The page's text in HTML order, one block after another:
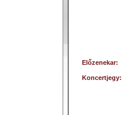
Előzenekar:
Koncertjegy: